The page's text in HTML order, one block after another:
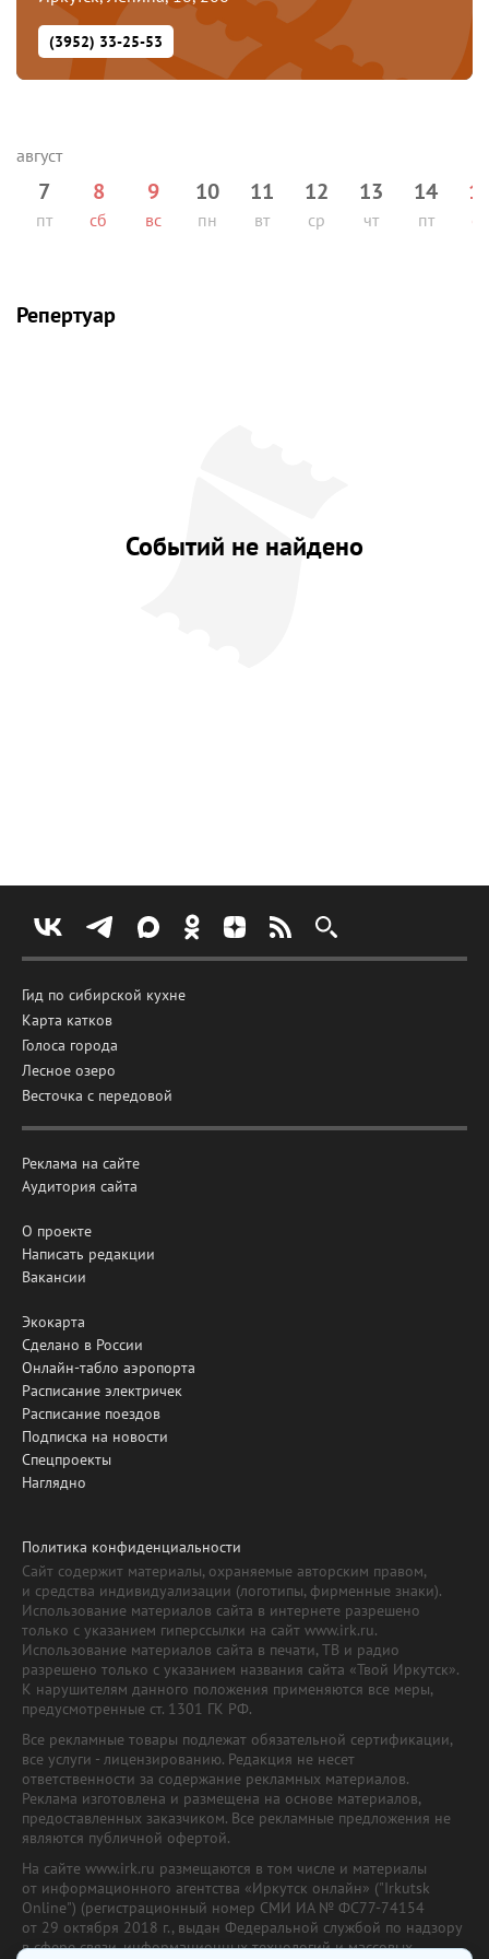
(3952) 33-25-53
7
пт
8
сб
9
вс
10
пн
11
вт
12
ср
13
чт
14
пт сб
Репертуар
Событий не найдено
Гид по сибирской кухне
Карта катков
Голоса города
Лесное озеро
Весточка с передовой
Реклама на сайте
Аудитория сайта
О проекте
Написать редакции
Вакансии
Экокарта
Сделано в России
Онлайн-табло аэропорта
Расписание электричек
Расписание поездов
Подписка на новости
Спецпроекты
Наглядно
Политика конфиденциальности
Сайт содержит материалы, охраняемые авторским правом,
и средства индивидуализации (логотипы, фирменные знаки).
Использование материалов сайта в интернете разрешено
только с указанием гиперссылки на сайт www.irk.ru.
Использование материалов сайта в печати, ТВ и радио
разрешено только с указанием названия сайта «Твой Иркутск».
К нарушителям данного положения применяются все меры,
предусмотренные ст. 1301 ГК РФ.
Все рекламные товары подлежат обязательной сертификации,
все услуги - лицензированию. Редакция не несет
ответственности за содержание рекламных материалов.
Реклама изготовлена и размещена на основе материалов,
предоставленных заказчиком. Все рекламные предложения не
являются публичной офертой.
На сайте www.irk.ru размещаются в том числе и материалы
от информационного агентства «Иркутск онлайн» ("Irkutsk
Online") (регистрационный номер СМИ ИА № ФС77-74154
от 29 октября 2018 г., выдан Федеральной службой по надзору
в сфере связи, информационных технологий и массовых